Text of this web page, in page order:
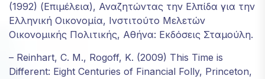
(1992) (Επιμέλεια), Αναζητώντας την Ελπίδα για την
Ελληνική Οικονομία, Ινστιτούτο Μελετών
Οικονομικής Πολιτικής, Αθήνα: Εκδόσεις Σταμούλη.
– Reinhart, C. M., Rogoff, K. (2009) This Time is
Different: Eight Centuries of Financial Folly, Princeton,